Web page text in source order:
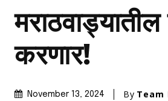
करणार!
November 13, 2024 By Team